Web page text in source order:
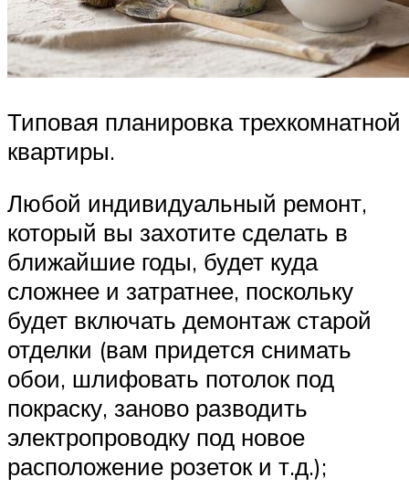
Типовая планировка трехкомнатной
квартиры.
Любой индивидуальный ремонт,
который вы захотите сделать в
ближайшие годы, будет куда
сложнее и затратнее, поскольку
будет включать демонтаж старой
отделки (вам придется снимать
обои, шлифовать потолок под
покраску, заново разводить
электропроводку под новое
расположение розеток и т.д.);